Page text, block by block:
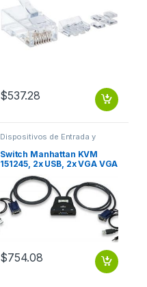
$537.28
Dispositivos de Entrada y
Switch Manhattan KVM
151245, 2x USB, 2x VGA VGA
CABLES
$754.08